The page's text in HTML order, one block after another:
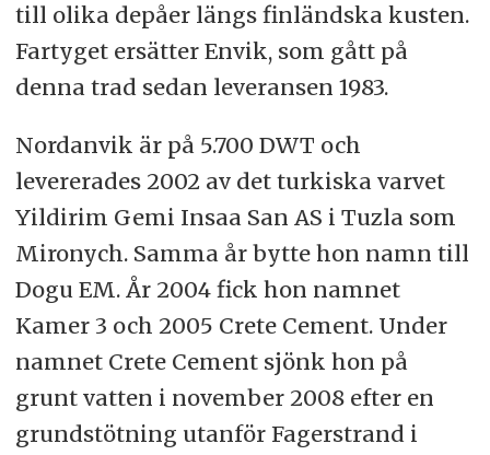
till olika depåer längs finländska kusten.
Fartyget ersätter Envik, som gått på
denna trad sedan leveransen 1983.
Nordanvik är på 5.700 DWT och
levererades 2002 av det turkiska varvet
Yildirim Gemi Insaa San AS i Tuzla som
Mironych. Samma år bytte hon namn till
Dogu EM. År 2004 fick hon namnet
Kamer 3 och 2005 Crete Cement. Under
namnet Crete Cement sjönk hon på
grunt vatten i november 2008 efter en
grundstötning utanför Fagerstrand i